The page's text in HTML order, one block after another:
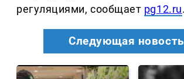
регуляциями, сообщает pg12.ru.
Следующая новость